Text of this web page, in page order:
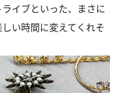
イブといった、まさに
い時間に変えてくれそ